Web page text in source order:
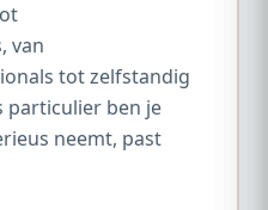
van
tot zelfstandig
particulier ben je
neemt, past